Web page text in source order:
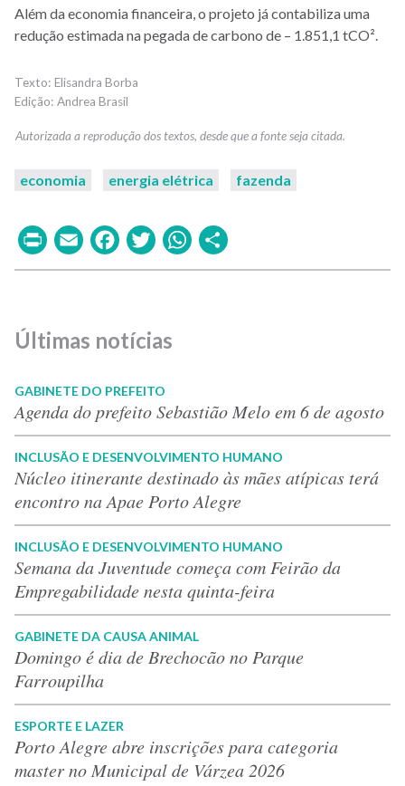
Além da economia financeira, o projeto já contabiliza uma
redução estimada na pegada de carbono de – 1.851,1 tCO².
Elisandra Borba
Andrea Brasil
economia energia elétrica fazenda
PrintEmailFacebook
TwitterWhatsApp
Últimas notícias
GABINETE DO PREFEITO
Agenda do prefeito Sebastião Melo em 6 de agosto
INCLUSÃO E DESENVOLVIMENTO HUMANO
Núcleo itinerante destinado às mães atípicas terá
encontro na Apae Porto Alegre
INCLUSÃO E DESENVOLVIMENTO HUMANO
Semana da Juventude começa com Feirão da
Empregabilidade nesta quinta-feira
GABINETE DA CAUSA ANIMAL
Domingo é dia de Brechocão no Parque
Farroupilha
ESPORTE E LAZER
Porto Alegre abre inscrições para categoria
master no Municipal de Várzea 2026